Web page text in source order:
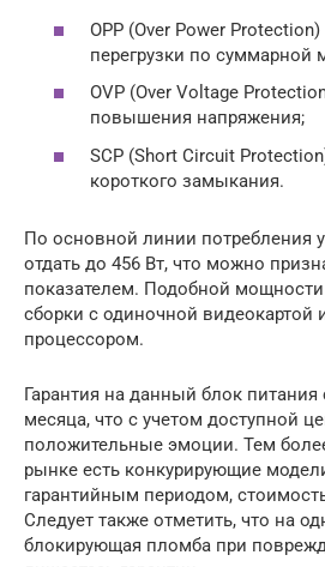
OPP (Over Power
перегрузки по суммарной
OVP (Over Voltage
повышения напряжения;
SCP (Short Circuit
короткого замыкания.
По основной линии потребления
отдать до 456 Вт, что можно
показателем. Подобной
сборки с одиночной видеокартой
процессором.
Гарантия на данный блок питания
месяца, что с учетом доступной
положительные эмоции. Тем
рынке есть конкурирующие
гарантийным периодом,
Следует также отметить, что на
блокирующая пломба при